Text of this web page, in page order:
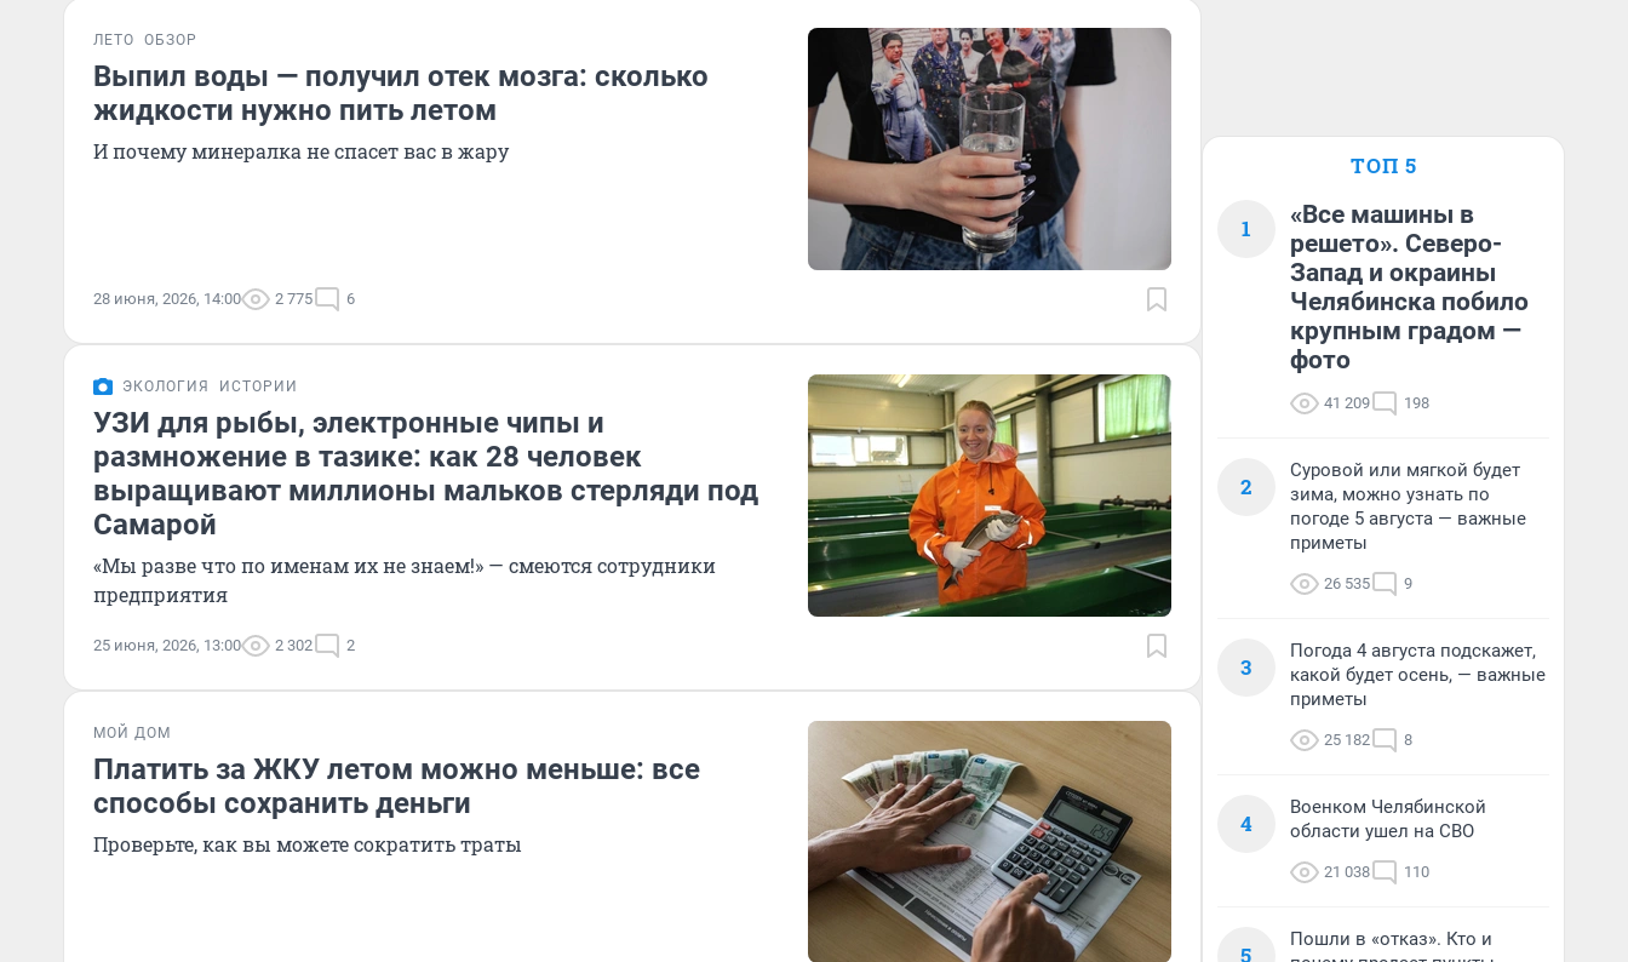
ЛЕТО ОБЗОР
Выпил воды — получил отек мозга: сколько
жидкости нужно пить летом
И почему минералка не спасет вас в жару
28 июня, 2026, 14:00 2 775 6
ЭКОЛОГИЯ ИСТОРИИ
УЗИ для рыбы, электронные чипы и
размножение в тазике: как 28 человек
выращивают миллионы мальков стерляди под
Самарой
«Мы разве что по именам их не знаем!» — смеются сотрудники
предприятия
25 июня, 2026, 13:00 2 302 2
МОЙ ДОМ
Платить за ЖКУ летом можно меньше: все
способы сохранить деньги
Проверьте, как вы можете сократить траты
ТОП 5
1
«Все машины в
решето». Северо-
Запад и окраины
Челябинска побило
крупным градом —
фото
41 209 198
2
Суровой или мягкой будет
зима, можно узнать по
погоде 5 августа — важные
приметы
26 535 9
3
Погода 4 августа подскажет,
какой будет осень, — важные
приметы
25 182 8
4
Военком Челябинской
области ушел на СВО
21 038 110
5
Пошли в «отказ». Кто и